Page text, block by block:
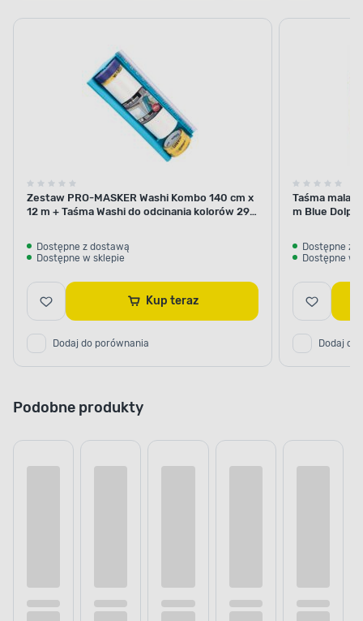
Zestaw PRO-MASKER Washi Kombo 140 cm x
12 m + Taśma Washi do odcinania kolorów 29
Dostępne z dostawą
Dostępne w sklepie
Kup teraz
Dodaj do porównania
Taśma
m Blue
Dostępne z
Dostępne w
Dodaj do
Podobne produkty